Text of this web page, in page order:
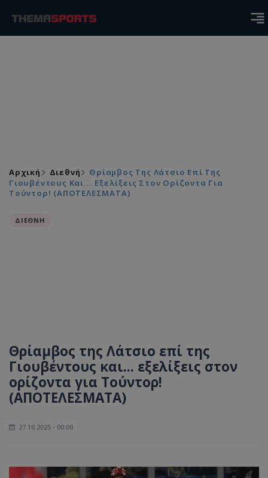
Αρχική Διεθνή
Θρίαμβος Της Λάτσιο Επί Της
Γιουβέντους Και... Εξελίξεις Στον Ορίζοντα Για
Τούντορ! (ΑΠΟΤΕΛΕΣΜΑΤΑ)
ΔΙΕΘΝΗ
Θρίαμβος της Λάτσιο επί της
Γιουβέντους και... εξελίξεις στον
ορίζοντα για Τούντορ!
(ΑΠΟΤΕΛΕΣΜΑΤΑ)
27.10.2025 - 00:00